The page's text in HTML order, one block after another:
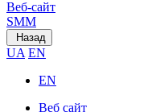
Веб-сайт
SMM
Назад
UA EN
EN
Веб сайт